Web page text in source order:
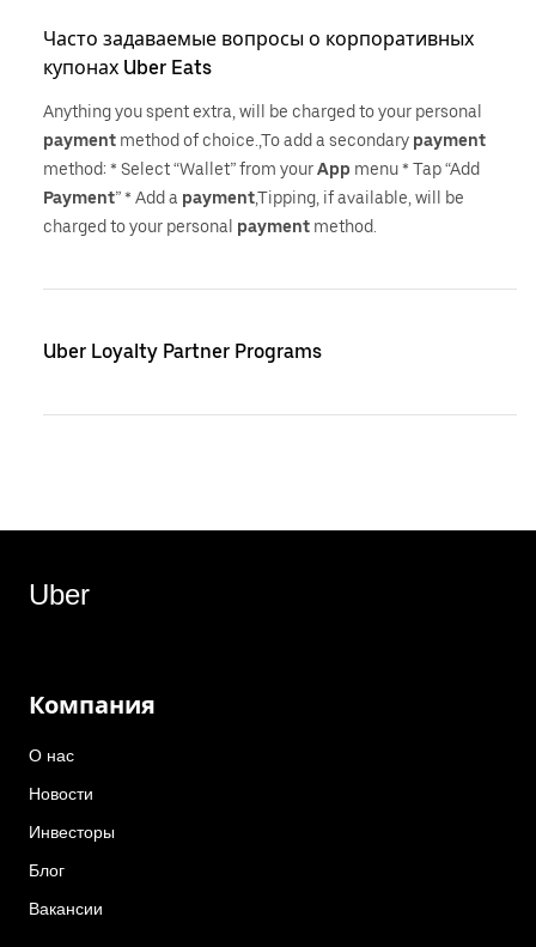
Часто задаваемые вопросы о корпоративных
купонах Uber Eats
Anything you spent extra, will be charged to your personal
payment method of choice.,To add a secondary payment
method: * Select “Wallet” from yourApp menu * Tap “Add
Payment” * Add a payment,Tipping, if available, will be
charged to your personal payment method.
Uber Loyalty Partner Programs
Uber
Компания
О нас
Новости
Инвесторы
Блог
Вакансии